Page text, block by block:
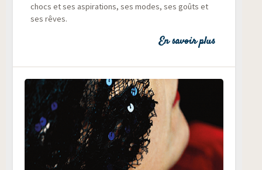
chocs et ses aspi­ra­tions, ses modes, ses goûts et
ses rêves.
En savoir plus